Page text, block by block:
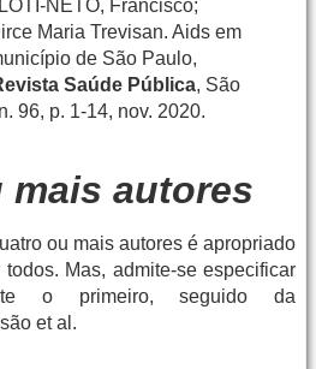
NETO, Francisco;
Maria Trevisan. Aids em
de São Paulo,
Saúde Pública, São
96, p. 1-14, nov. 2020.
mais autores
ou mais autores é apropriado
todos. Mas, admite-se especificar
o primeiro, seguido da
et al.